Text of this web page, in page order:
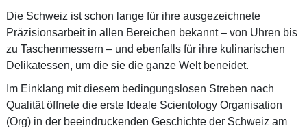
Die Schweiz ist schon lange für ihre ausgezeichnete
Präzisionsarbeit in allen Bereichen bekannt – von Uhren bis
zu Taschenmessern – und ebenfalls für ihre kulinarischen
Delikatessen, um die sie die ganze Welt beneidet.
Im Einklang mit diesem bedingungslosen Streben nach
Qualität öffnete die erste Ideale Scientology Organisation
(Org) in der beeindruckenden Geschichte der Schweiz am